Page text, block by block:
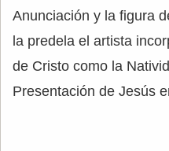
Anunciación y la figura
la predela el artista
de Cristo como la
Presentación de Jesús